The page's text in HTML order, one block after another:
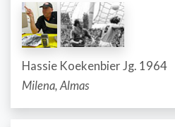
Hassie Koekenbier Jg. 1964
Milena, Almas